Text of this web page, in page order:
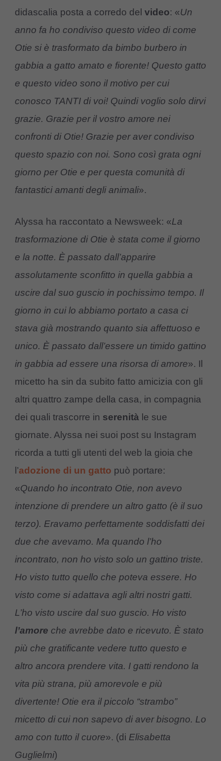
didascalia posta a corredo del video: «Un
anno fa ho condiviso questo video di come
Otie si è trasformato da bimbo burbero in
gabbia a gatto amato e fiorente! Questo gatto
e questo video sono il motivo per cui
conosco TANTI di voi! Quindi voglio solo dirvi
grazie. Grazie per il vostro amore nei
confronti di Otie! Grazie per aver condiviso
questo spazio con noi. Sono così grata ogni
giorno per Otie e per questa comunità di
fantastici amanti degli animali».
Alyssa ha raccontato a Newsweek: «La
trasformazione di Otie è stata come il giorno
e la notte. È passato dall’apparire
assolutamente sconfitto in quella gabbia a
uscire dal suo guscio in pochissimo tempo. Il
giorno in cui lo abbiamo portato a casa ci
stava già mostrando quanto sia affettuoso e
unico. È passato dall’essere un timido gattino
in gabbia ad essere una risorsa di amore». Il
micetto ha sin da subito fatto amicizia con gli
altri quattro zampe della casa, in compagnia
dei quali trascorre in serenità le sue
giornate. Alyssa nei suoi post su Instagram
ricorda a tutti gli utenti del web la gioia che
l’adozione di un gatto può portare:
«Quando ho incontrato Otie, non avevo
intenzione di prendere un altro gatto (è il suo
terzo). Eravamo perfettamente soddisfatti dei
due che avevamo. Ma quando l’ho
incontrato, non ho visto solo un gattino triste.
Ho visto tutto quello che poteva essere. Ho
visto come si adattava agli altri nostri gatti.
L’ho visto uscire dal suo guscio. Ho visto
l’amore che avrebbe dato e ricevuto. È stato
più che gratificante vedere tutto questo e
altro ancora prendere vita. I gatti rendono la
vita più strana, più amorevole e più
divertente! Otie era il piccolo “strambo”
micetto di cui non sapevo di aver bisogno. Lo
amo con tutto il cuore». (di Elisabetta
Guglielmi)